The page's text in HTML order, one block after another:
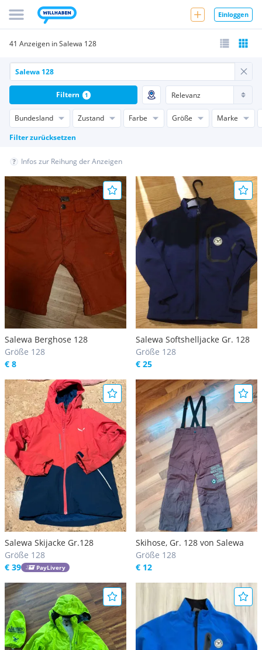
Einloggen
41 Anzeigen in Salewa 128
Bundesland Zustand Farbe Größe
Marke
Filter zurücksetzen
Filtern 1
Infos zur Reihung der Anzeigen
Salewa Berghose 128
Größe 128
€ 8
Salewa Softshelljacke Gr. 128
Größe 128
€ 25
Salewa Skijacke Gr.128
Größe 128
€ 39
PayLivery
Skihose, Gr. 128 von Salewa
Größe 128
€ 12